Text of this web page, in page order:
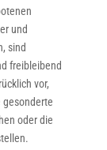
und
sind
freibleibend
vor,
gesonderte
oder die